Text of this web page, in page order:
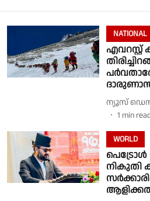
NATIONAL
എവറസ്റ്റ്
ന്യൂസ്
1 min
WORLD
പെട്രോൾ
നികുതി